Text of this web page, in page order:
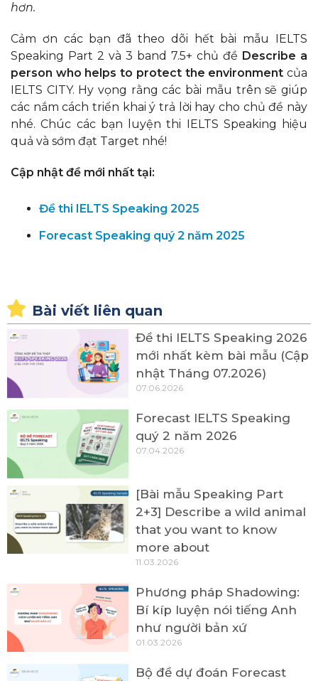
hơn.
Cảm ơn các bạn đã theo dõi hết bài mẫu IELTS
Speaking Part 2 và 3 band 7.5+ chủ đề Describe a
person who helps to protect the environment của
IELTS CITY. Hy vọng rằng các bài mẫu trên sẽ giúp
các nắm cách triển khai ý trả lời hay cho chủ đề này
nhé. Chúc các bạn luyện thi IELTS Speaking hiệu
quả và sớm đạt Target nhé!
Cập nhật đề mới nhất tại:
Đề thi IELTS Speaking 2025
Forecast Speaking quý 2 năm 2025
Bài viết liên quan
Đề thi IELTS Speaking 2026
mới nhất kèm bài mẫu (Cập
nhật Tháng 07.2026)
07.06.2026
Forecast IELTS Speaking
quý 2 năm 2026
07.04.2026
[Bài mẫu Speaking Part
2+3] Describe a wild animal
that you want to know
more about
11.03.2026
Phương pháp Shadowing:
Bí kíp luyện nói tiếng Anh
như người bản xứ
01.03.2026
Bộ đề dự đoán Forecast